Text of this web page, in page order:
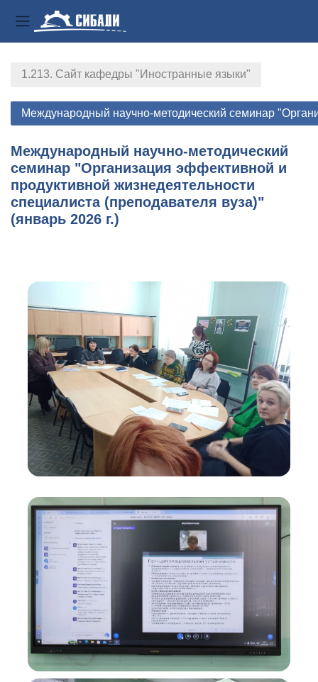
Боковая панель
1.213. Сайт кафедры "Иностранные языки"
Международный научно-методический семинар
Международный научно-методический
семинар "Организация эффективной и
продуктивной жизнедеятельности
специалиста (преподавателя вуза)"
(январь 2026 г.)